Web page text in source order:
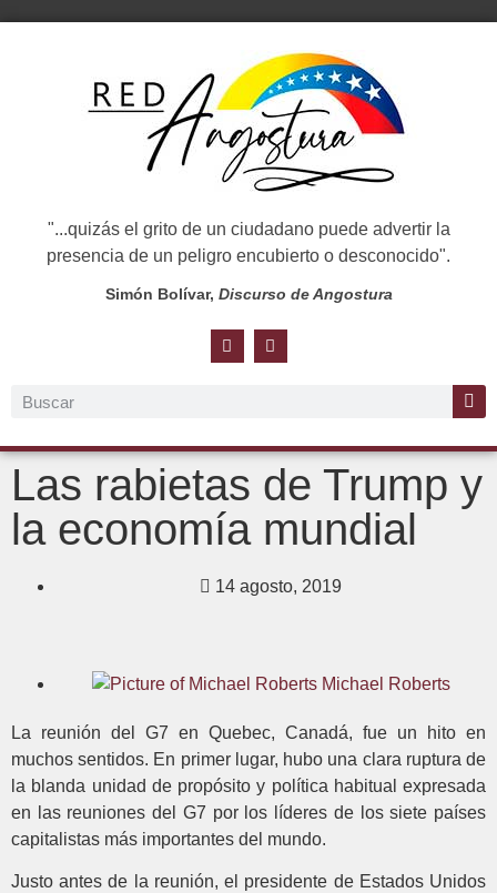
"...quizás el grito de un ciudadano puede advertir la
presencia de un peligro encubierto o desconocido".
Simón Bolívar, Discurso de Angostura
Las rabietas de Trump y
la economía mundial
14 agosto, 2019
Michael Roberts
La reunión del G7 en Quebec, Canadá, fue un hito en
muchos sentidos. En primer lugar, hubo una clara ruptura de
la blanda unidad de propósito y política habitual expresada
en las reuniones del G7 por los líderes de los siete países
capitalistas más importantes del mundo.
Justo antes de la reunión, el presidente de Estados Unidos